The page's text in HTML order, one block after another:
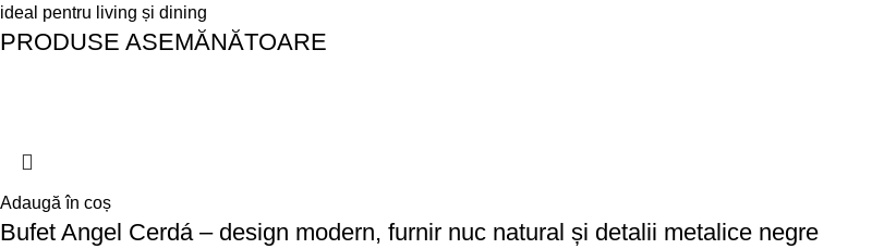
ideal pentru living și dining
PRODUSE ASEMĂNĂTOARE
Adaugă în coș
Bufet Angel Cerdá – design modern, furnir nuc natural și detalii metalice negre